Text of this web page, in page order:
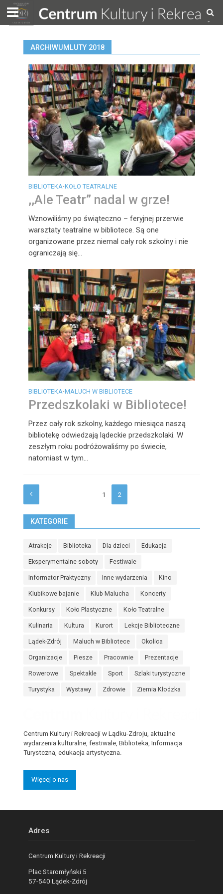
ARCHIWUMLUTY 2018
BIBLIOTEKA•KOŁO TEATRALNE
,,Ale Teatr” nadal w grze!
Wznowiliśmy po świąteczno – feryjnej przerwie
warsztaty teatralne w bibliotece. Są one
organizowane przez niemal cały rok szkolny i nie
ograniczają się...
BIBLIOTEKA•MALUCH W BIBLIOTECE
Przedszkolaki w Bibliotece!
Przez cały rok szkolny, każdego miesiąca naszą
bibliotekę odwiedzają lądeckie przedszkolaki. W
zeszłym roku podróżowaliśmy po świecie,
natomiast w tym...
1 2
KATEGORIE
Atrakcje Biblioteka Dla dzieci Edukacja
Eksperymentalne soboty Festiwale
Informator Praktyczny Inne wydarzenia Kino
Klubikowe bajanie Klub Malucha Koncerty
Konkursy Koło Plastyczne Koło Teatralne
Kulinaria Kultura Kurort Lekcje Biblioteczne
Lądek-Zdrój Maluch w Bibliotece Okolica
Organizacje Piesze Pracownie Prezentacje
Rowerowe Spektakle Sport Szlaki turystyczne
Turystyka Wystawy Zdrowie Ziemia Kłodzka
Centrum Kultury i Rekreacji w Lądku-Zdroju, aktualne
wydarzenia kulturalne, festiwale, Biblioteka, Informacja
Turystczna, edukacja artystyczna.
Więcej o nas
Adres
Centrum Kultury i Rekreacji
Plac Staromłyński 5
57-540 Lądek-Zdrój